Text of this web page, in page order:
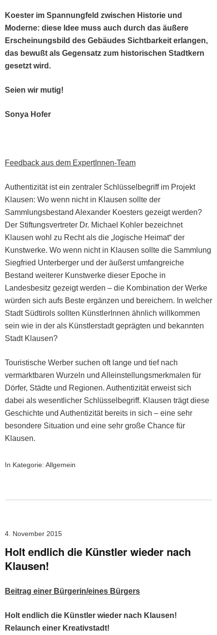
Koester im Span­nungfeld zwis­chen His­to­rie und
Mod­erne: diese Idee muss auch durch das äußere
Erschei­n­ungs­bild des Gebäudes Sicht­barkeit erlan­gen,
das bewußt als Gegen­satz zum his­torischen Stadtk­ern
geset­zt wird.
Seien wir mutig!
Sonya Hofer
Feed­back aus dem ExpertInnen-Team
Authen­tiz­ität ist ein zen­traler Schlüs­sel­be­griff im Pro­jekt
Klausen: Wo wenn nicht in Klausen sollte der
Samm­lungs­be­stand Alexan­der Koesters gezeigt wer­den?
Der Stiftungsvertreter Dr. Michael Kohler beze­ich­net
Klausen wohl zu Recht als die „logis­che Heimat“ der
Kunst­werke. Wo wenn nicht in Klausen sollte die Samm­lung
Siegfried Unter­berg­er und der äußerst umfan­gre­iche
Bestand weit­er­er Kunst­werke dieser Epoche in
Lan­des­be­sitz gezeigt wer­den – die Kom­bi­na­tion der Werke
wür­den sich aufs Beste ergänzen und bere­ich­ern. In welch­er
Stadt Südtirols soll­ten Kün­st­lerIn­nen ähn­lich willkom­men
sein wie in der als Kün­stler­stadt geprägten und bekan­nten
Stadt Klausen?
Touris­tis­che Wer­ber suchen oft lange und tief nach
ver­mark­t­baren Wurzeln und Alle­in­stel­lungsmerk­malen für
Dör­fer, Städte und Regio­nen. Authen­tiz­ität erweist sich
dabei als wesentlich­er Schlüs­sel­be­griff. Klausen trägt diese
Geschichte und Authen­tiz­ität bere­its in sich – eine sehr
beson­dere Sit­u­a­tion und eine sehr große Chance für
Klausen.
In Kategorie: Allgemein
4. November 2015
Holt endlich die Künstler wieder nach
Klausen!
Beitrag ein­er Bürgerin/eines Bürgers
Holt endlich die Kün­stler wieder nach Klausen!
Relaunch ein­er Kreativstadt!